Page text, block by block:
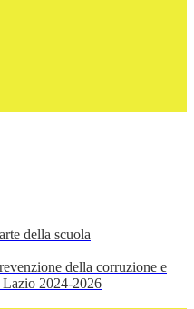
della scuola
della corruzione e
Lazio 2024-2026